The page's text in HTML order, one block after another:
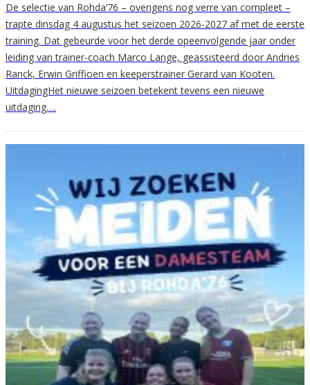
De selectie van Rohda’76 – overigens nog verre van compleet –
trapte dinsdag 4 augustus het seizoen 2026-2027 af met de eerste
training. Dat gebeurde voor het derde opeenvolgende jaar onder
leiding van trainer-coach Marco Lange, geassisteerd door Andries
Ranck, Erwin Griffioen en keeperstrainer Gerard van Kooten.
UitdagingHet nieuwe seizoen betekent tevens een nieuwe
uitdaging….